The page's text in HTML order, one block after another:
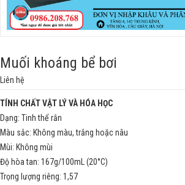
Muối khoáng bể bơi
Liên hệ
TÍNH CHẤT VẬT LÝ VÀ HÓA HỌC
Dạng: Tinh thể rắn
Màu sắc: Không màu, trắng hoặc nâu
Mùi: Không mùi
Độ hòa tan: 167g/100mL (20°C)
Trọng lượng riêng: 1,57